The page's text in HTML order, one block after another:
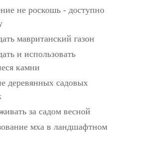
не роскошь - доступно
мавританский газон
и использовать
камни
деревянных садовых
за садом весной
мха в ландшафтном